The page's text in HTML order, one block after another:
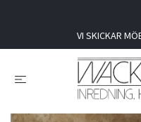
VI SKICKAR